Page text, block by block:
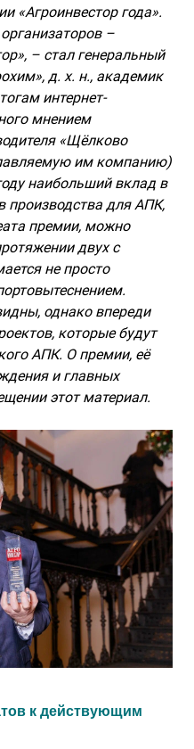
«Агроинвестор года».
–
– стал генеральный
д. х. н., академик
интернет-
мнением
«Щёлково
им компанию)
наибольший вклад в
производства для АПК,
премии, можно
двух с
не просто
однако впереди
которые будут
АПК. О премии, её
и главных
этот материал.
к действующим